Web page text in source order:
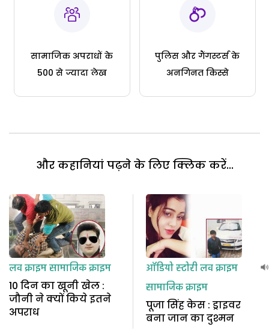
सामाजिक अपराधों के
500 से ज्यादा लेख
पुलिस और गैंगस्टर्स के
अनगिनत किस्से
और कहानियां पढ़ने के लिए क्लिक करें...
लव क्राइमसामाजिक क्राइम
10 दिन का खूनी खेल :
जौनी ने क्यों किये इतने
अपराध
ऑडियो स्टोरीलव क्राइम
सामाजिक क्राइम
पूजा सिंह केस : ड्राइवर
बना जान का दुश्मन